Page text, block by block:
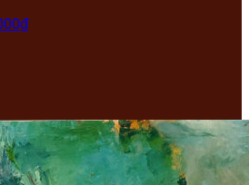
₫